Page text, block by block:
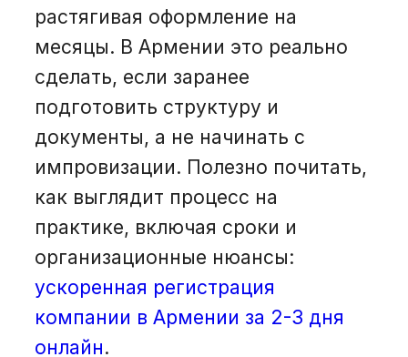
растягивая оформление на
месяцы. В Армении это реально
сделать, если заранее
подготовить структуру и
документы, а не начинать с
импровизации. Полезно почитать,
как выглядит процесс на
практике, включая сроки и
организационные нюансы:
ускоренная регистрация
компании в Армении за 2-3 дня
онлайн.